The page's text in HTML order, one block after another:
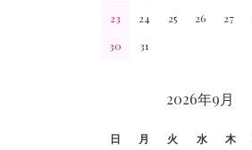
23
24 25 26 27
30
31
2026年9月
日 月 火 水 木